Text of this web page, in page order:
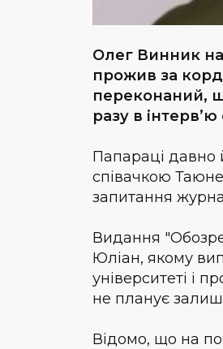
Олег Винник
прожив за
переконаний,
разу в
Папараці давно
співачкою
запитання
Видання
Юліан, якому
університеті і
не планує
Відомо, що на